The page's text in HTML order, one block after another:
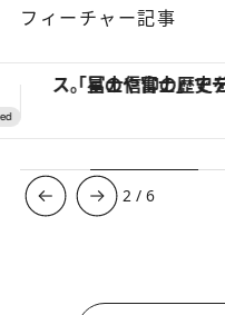
フィーチャー記事
「土佐和ハーブかき氷」が
3 /6